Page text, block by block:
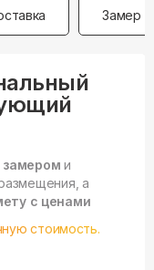
Замер
замером и
а
с ценами
стоимость.